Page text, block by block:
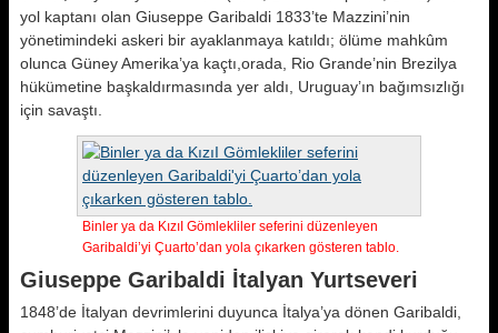
yol kaptanı olan Giuseppe Garibaldi 1833’te Mazzini’nin
yönetimindeki askeri bir ayaklanmaya katıldı; ölüme mahkûm
olunca Güney Amerika’ya kaçtı,orada, Rio Grande’nin Brezilya
hükümetine başkaldırmasında yer aldı, Uruguay’ın bağımsızlığı
için savaştı.
Binler ya da KızıI Gömlekliler seferini düzenleyen
Garibaldi’yi Çuarto’dan yola çıkarken gösteren tablo.
Giuseppe Garibaldi İtalyan Yurtseveri
1848’de İtalyan devrimlerini duyunca İtalya’ya dönen Garibaldi,